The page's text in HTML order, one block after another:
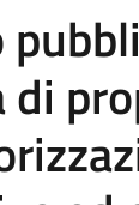
di